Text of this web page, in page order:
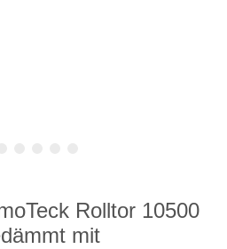
Rolltor 10500
mit